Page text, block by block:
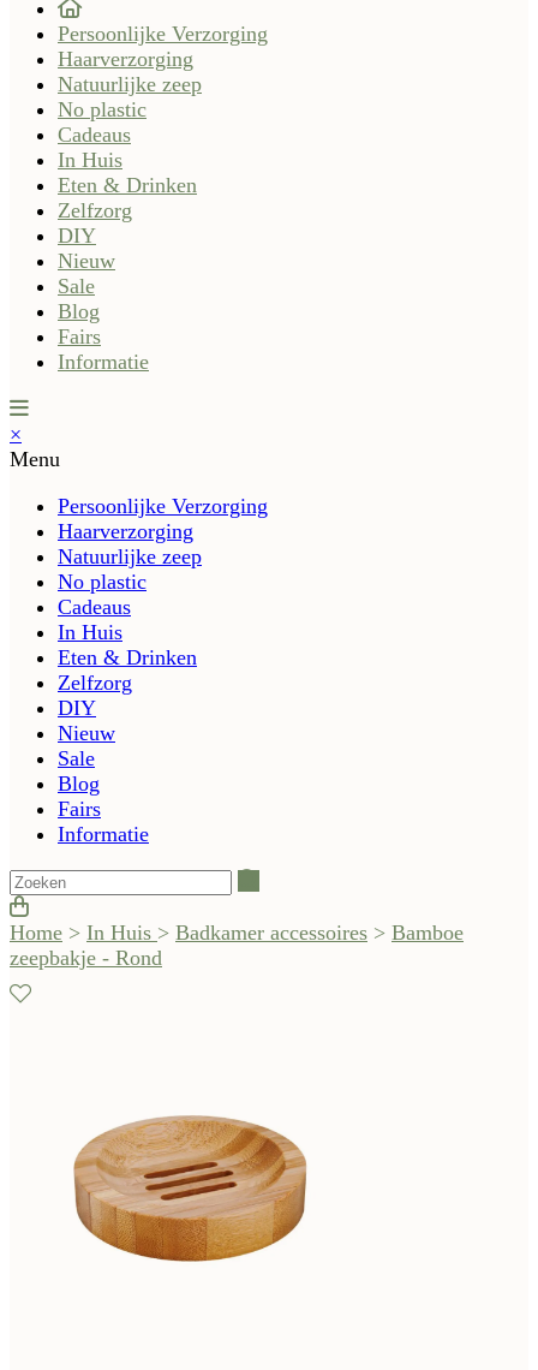
Persoonlijke Verzorging
Haarverzorging
Natuurlijke zeep
No plastic
Cadeaus
In Huis
Eten & Drinken
Zelfzorg
DIY
Nieuw
Sale
Blog
Fairs
Informatie
×
Menu
Persoonlijke Verzorging
Haarverzorging
Natuurlijke zeep
No plastic
Cadeaus
In Huis
Eten & Drinken
Zelfzorg
DIY
Nieuw
Sale
Blog
Fairs
Informatie
Home > In Huis > Badkamer accessoires > Bamboe
zeepbakje - Rond